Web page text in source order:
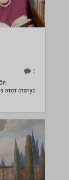
0
статус